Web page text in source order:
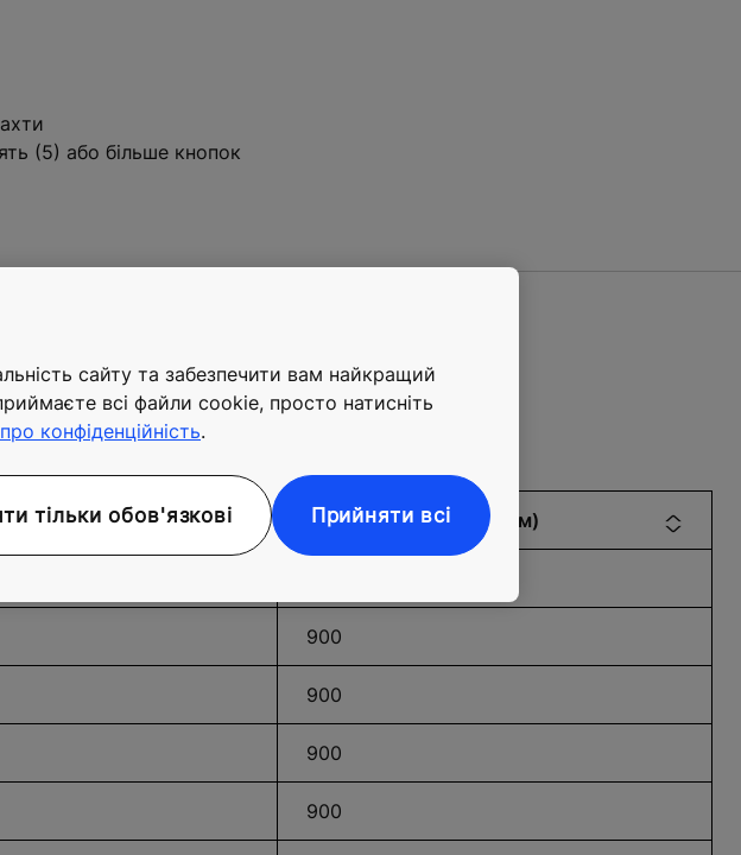
(5) або більше кнопок
(мм) Мін.ширина отвору (мм)
900
900
900
900
сайту та забезпечити вам найкращий
всі файли cookie, просто натисніть
конфіденційність.
тільки обов'язкові Прийняти всі